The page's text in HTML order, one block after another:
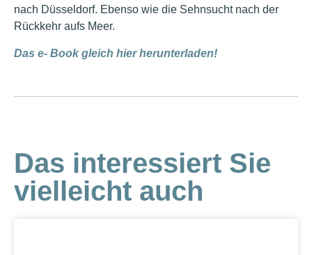
nach Düsseldorf. Ebenso wie die Sehnsucht nach der
Rückkehr aufs Meer.
Das e- Book gleich hier herunterladen!
Das interessiert Sie
vielleicht auch